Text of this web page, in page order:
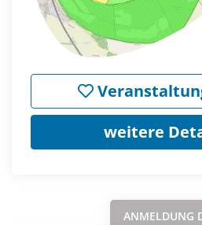
weitere
ANMELDUNG